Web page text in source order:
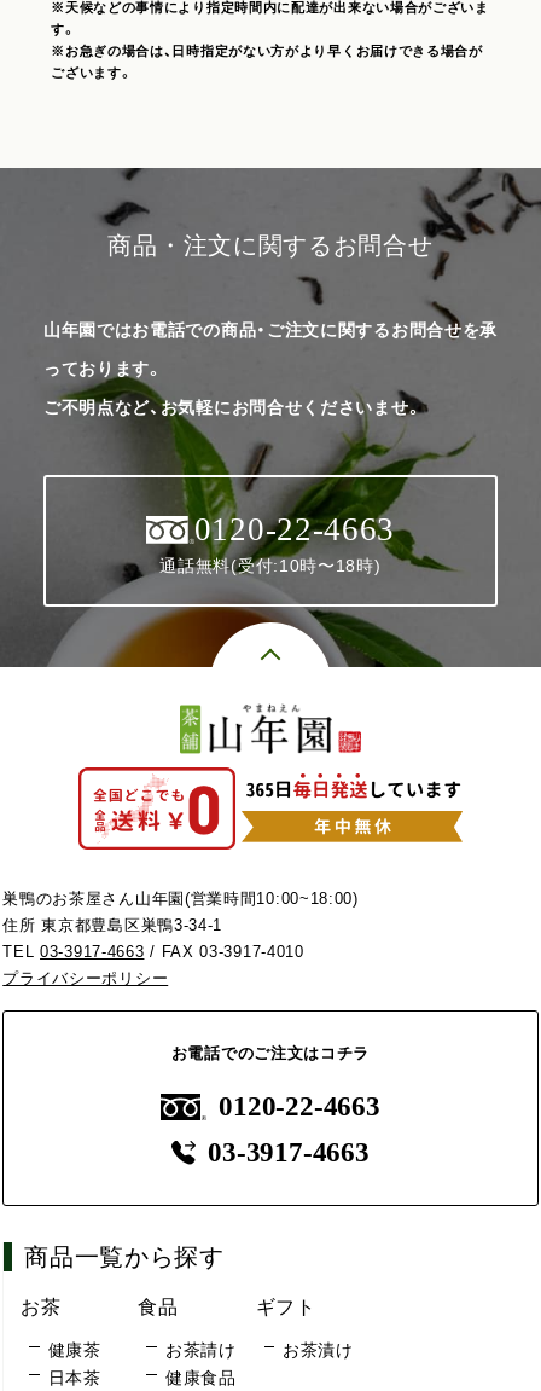
※天候などの事情により指定時間内に配達が出来ない場合がございま
す。
※お急ぎの場合は、日時指定がない方がより早くお届けできる場合が
ございます。
商品・注文に関するお問合せ
山年園ではお電話での商品・ご注文に関するお問合せを承
っております。
ご不明点など、お気軽にお問合せくださいませ。
0120-22-4663
通話無料(受付:10時〜18時)
巣鴨のお茶屋さん山年園(営業時間10:00~18:00)
住所 東京都豊島区巣鴨3-34-1
TEL03-3917-4663 / FAX 03-3917-4010
プライバシーポリシー
お電話でのご注文はコチラ
0120-22-4663
03-3917-4663
商品一覧から探す
お茶
健康茶
日本茶
食品
お茶請け
健康食品
ギフト
お茶漬け